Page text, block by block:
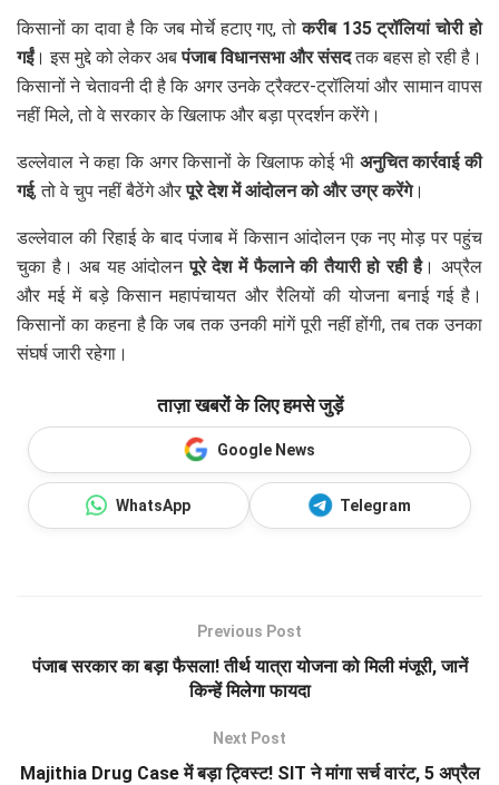
किसानों का दावा है कि जब मोर्चे हटाए गए, तोकरीब 135 ट्रॉलियां चोरी हो
गईं। इस मुद्दे को लेकर अबपंजाब विधानसभा और संसदतक बहस हो रही है।
किसानों ने चेतावनी दी है कि अगर उनके ट्रैक्टर-ट्रॉलियां और सामान वापस
नहीं मिले, तो वे सरकार के खिलाफ और बड़ा प्रदर्शन करेंगे।
डल्लेवाल ने कहा कि अगर किसानों के खिलाफ कोई भी अनुचित कार्रवाई की
गई, तो वे चुप नहीं बैठेंगे औरपूरे देश में आंदोलन को और उग्र करेंगे।
डल्लेवाल की रिहाई के बाद पंजाब में किसान आंदोलन एक नए मोड़ पर पहुंच
चुका है। अब यह आंदोलनपूरे देश में फैलाने की तैयारी हो रही है। अप्रैल
और मई में बड़े किसान महापंचायत और रैलियों की योजना बनाई गई है।
किसानों का कहना है कि जब तक उनकी मांगें पूरी नहीं होंगी, तब तक उनका
संघर्ष जारी रहेगा।
ताज़ा खबरों के लिए हमसे जुड़ें
Google News
WhatsApp Telegram
Previous Post
पंजाब सरकार का बड़ा फैसला! तीर्थ यात्रा योजना को मिली मंजूरी, जानें
किन्हें मिलेगा फायदा
Next Post
Majithia Drug Case में बड़ा ट्विस्ट! SIT ने मांगा सर्च वारंट, 5 अप्रैल